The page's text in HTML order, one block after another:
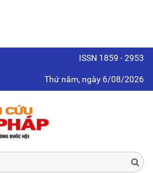
ISSN 1859 - 2953
Thứ năm, ngày 6/08/2026